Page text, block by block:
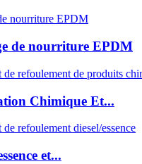
de nourriture EPDM
Chimique Et...
et...